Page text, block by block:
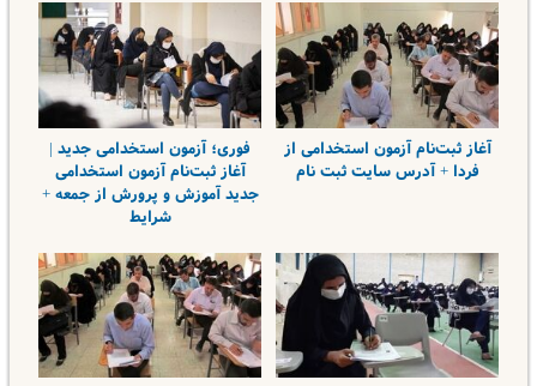
آغاز ثبت‌نام آزمون استخدامی از
فردا + آدرس سایت ثبت نام
فوری؛ آزمون استخدامی جدید |
آغاز ثبت‌نام آزمون استخدامی
جدید آموزش و پرورش از جمعه +
شرایط